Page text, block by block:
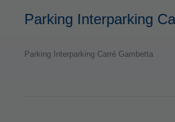
Parking Interparking
Parking Interparking Carré Gambetta